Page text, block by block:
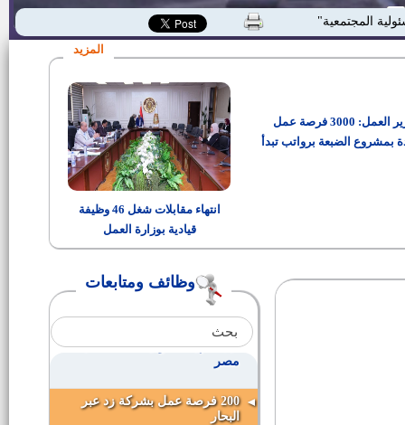
المجتمعية"
المزيد
وزير العمل: 3000 فرصة عمل
بمشروع الضبعة برواتب تبدأ
انتهاء مقابلات شغل 46 وظيفة
قيادية بوزارة العمل
وظائف ومتابعات
وظائف بشركة ايميسا دينيم لصناعة
الملابس الجاهزة
العدل
اسماء ومواعيد أختبارات المتقدمين
فى وظيفة مندوب مساعد بهيئة
قضايا الدوله
وظائف هيئة الطاقة الذرية
مطلوب فنيين للعمل بشركات النقل
وتوزيع الكهرباء
أسماء ومواعيد مقابلات المتقدمين
لـ"معاون نيابة إدارية"دفعة 2015
نتيجة الهيئة القومية لسكك حديد
مصر
200 فرصة عمل بشركة زد عبر
البحار